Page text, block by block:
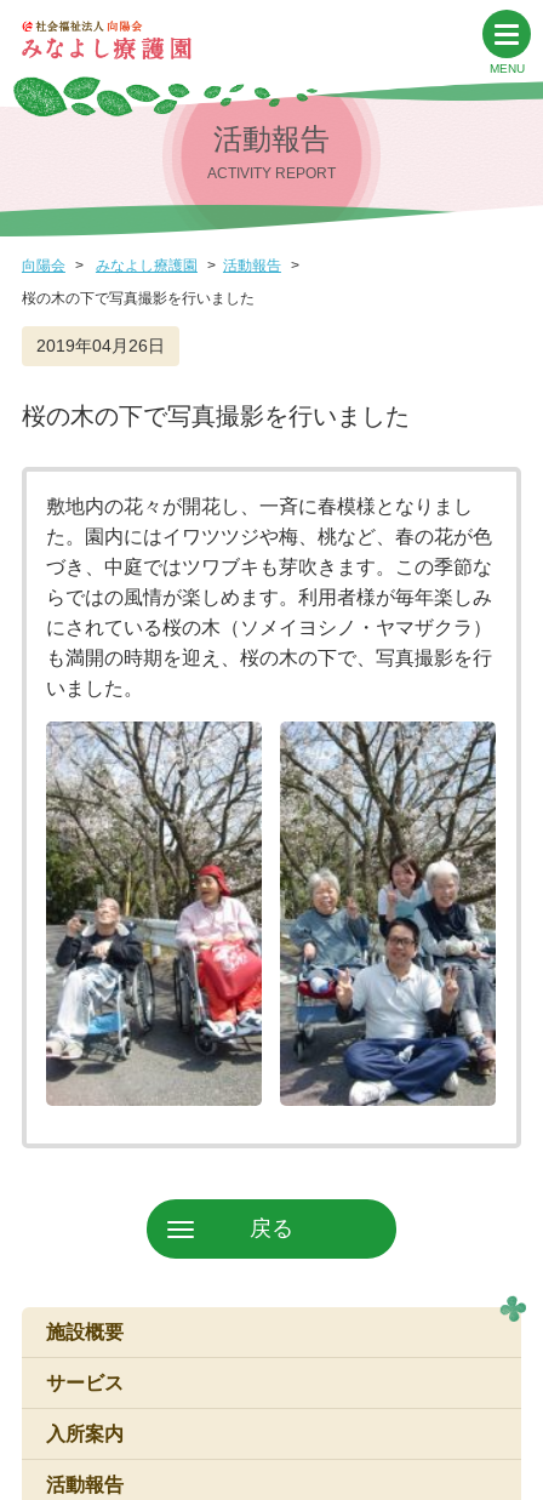
活動報告
ACTIVITY REPORT
向陽会 みなよし療護園
活動報告
桜の木の下で写真撮影を行いました
2019年04月26日
桜の木の下で写真撮影を行いました
敷地内の花々が開花し、一斉に春模様となりまし
た。園内にはイワツツジや梅、桃など、春の花が色
づき、中庭ではツワブキも芽吹きます。この季節な
らではの風情が楽しめます。利用者様が毎年楽しみ
にされている桜の木（ソメイヨシノ・ヤマザクラ）
も満開の時期を迎え、桜の木の下で、写真撮影を行
いました。
戻る
施設概要
サービス
入所案内
活動報告